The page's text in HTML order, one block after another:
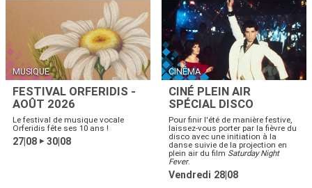
MUSIQUE
FESTIVAL ORFERIDIS -
AOÛT 2026
Le festival de musique vocale
Orferidis fête ses 10 ans !
27|08 ▶30|08
CINÉMA
CINÉ PLEIN AIR
SPÉCIAL DISCO
Pour finir l'été de manière festive,
laissez-vous porter par la fièvre du
disco avec une initiation à la
danse suivie de la projection en
plein air du film Saturday Night
Fever.
Vendredi 28|08